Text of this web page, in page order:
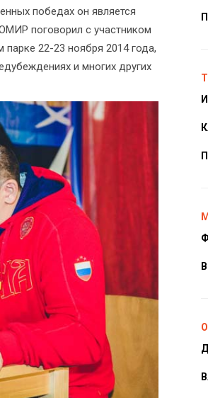
победах он является
поговорил с участником
22-23 ноября 2014 года,
и многих других